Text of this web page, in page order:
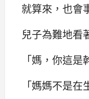
就算來，也會
兒子為難地看
「媽，你這是
「媽媽不是在